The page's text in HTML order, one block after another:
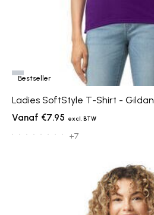
Bestseller
Ladies SoftStyle T-Shirt - Gildan
€7.95
+7